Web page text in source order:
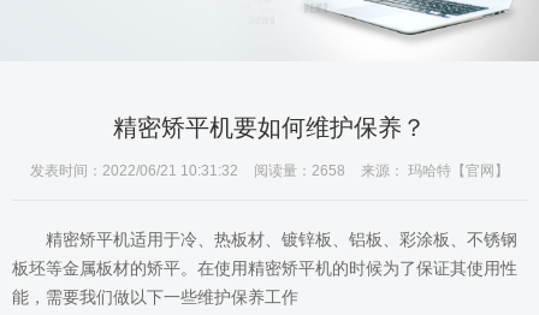
精密矫平机要如何维护保养？
发表时间：2022/06/21 10:31:32 阅读量：2658 来源： 玛哈特【官网】
精密矫平机适用于冷、热板材、镀锌板、铝板、彩涂板、不锈钢
板坯等金属板材的矫平。在使用精密矫平机的时候为了保证其使用性
能，需要我们做以下一些维护保养工作